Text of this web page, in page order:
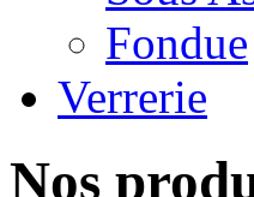
Fondue
Verrerie
Nos